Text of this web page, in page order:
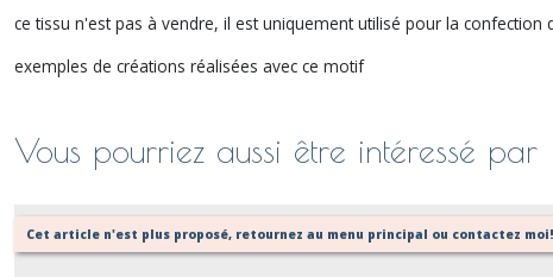
ce tissu n'est pas à vendre, il est uniquement utilisé pour la
exemples de créations réalisées avec ce motif
Vous pourriez aussi être intéressé par
Cet article n'est plus proposé, retournez au menu principal ou contactez moi!